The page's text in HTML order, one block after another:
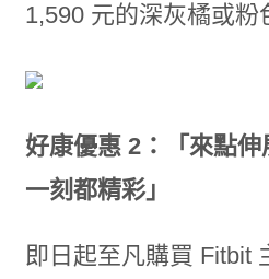
1,590 元的深灰橘或粉
好康優惠 2：「來點
一刻都精彩」
即日起至凡購買 Fitbit